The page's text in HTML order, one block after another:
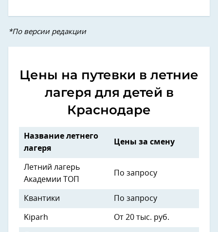
*По версии редакции
Цены на путевки в летние
лагеря для детей в
Краснодаре
Название летнего
лагеря
Цены за смену
Летний лагерь
Академии ТОП
По запросу
Квантики По запросу
Kiparh От 20 тыс. руб.